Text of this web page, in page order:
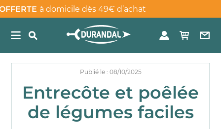
à domicile dès 49€ d’achat
Publié le : 08/10/2025
Entrecôte et poêlée
de légumes faciles